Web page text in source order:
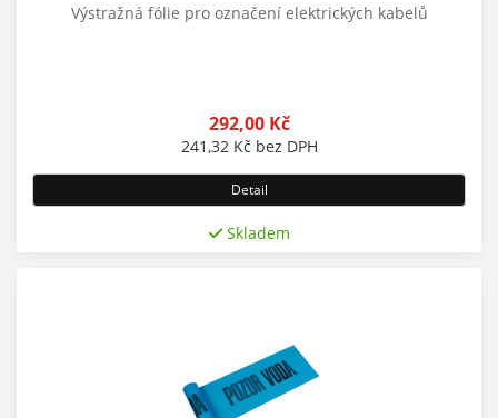
Výstražná fólie pro označení elektrických kabelů
292,00 Kč
241,32 Kč bez DPH
Detail
Skladem